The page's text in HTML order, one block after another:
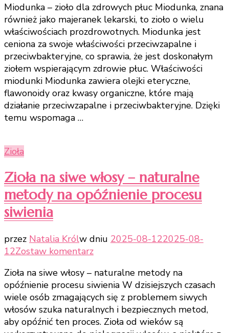
i
dziewanna
–
zioła
dla
zdrowych
płuc
Miodunka – zioło dla zdrowych płuc Miodunka, znana
również jako majeranek lekarski, to zioło o wielu
właściwościach prozdrowotnych. Miodunka jest
ceniona za swoje właściwości przeciwzapalne i
przeciwbakteryjne, co sprawia, że jest doskonałym
ziołem wspierającym zdrowie płuc. Właściwości
miodunki Miodunka zawiera olejki eteryczne,
flawonoidy oraz kwasy organiczne, które mają
działanie przeciwzapalne i przeciwbakteryjne. Dzięki
temu wspomaga …
Zioła
Zioła na siwe włosy – naturalne
metody na opóźnienie procesu
siwienia
przez Natalia Królw dniu 2025-08-122025-08-
12Zostaw komentarzdo
na
siwe
włosy
–
naturalne
Zioła na siwe włosy – naturalne metody na
opóźnienie procesu siwienia W dzisiejszych czasach
wiele osób zmagających się z problemem siwych
włosów szuka naturalnych i bezpiecznych metod,
aby opóźnić ten proces. Zioła od wieków są